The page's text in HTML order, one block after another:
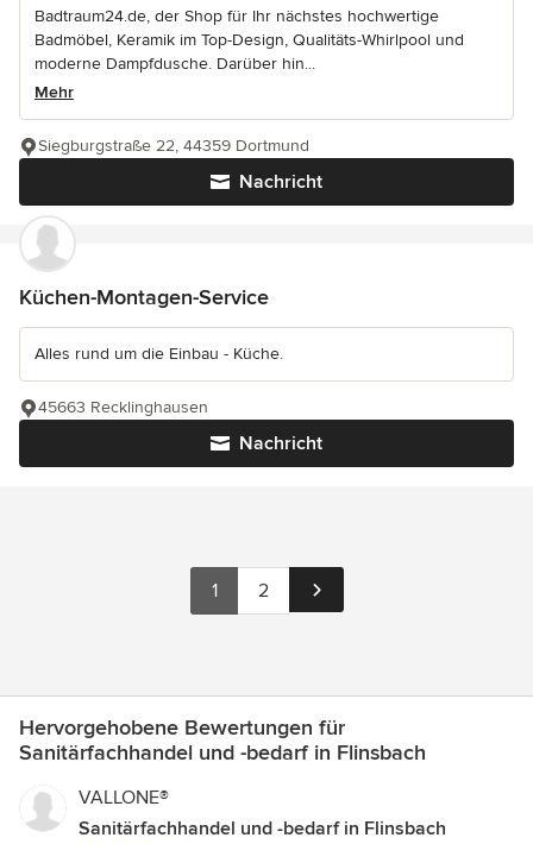
Badtraum24.de, der Shop für Ihr nächstes hochwertige
Badmöbel, Keramik im Top-Design, Qualitäts-Whirlpool und
moderne Dampfdusche. Darüber hin...
Mehr
Nachricht
Siegburgstraße 22, 44359 Dortmund
Küchen-Montagen-Service
Alles rund um die Einbau - Küche.
Nachricht
45663 Recklinghausen
1 2
Hervorgehobene Bewertungen für
Sanitärfachhandel und -bedarf in Flinsbach
VALLONE®
Sanitärfachhandel und -bedarf in Flinsbach